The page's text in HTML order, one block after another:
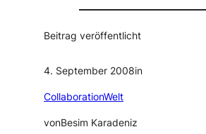
Beitrag veröffentlicht
4. September 2008in
CollaborationWelt
vonBesim Karadeniz